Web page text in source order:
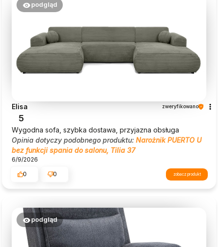
podgląd
Elisa zweryfikowano
5
Wygodna sofa, szybka dostawa, przyjazna obsługa
Opinia dotyczy podobnego produktu: Narożnik PUERTO U
bez funkcji spania do salonu, Tilia 37
6/9/2026
0
0 zobacz produkt
podgląd